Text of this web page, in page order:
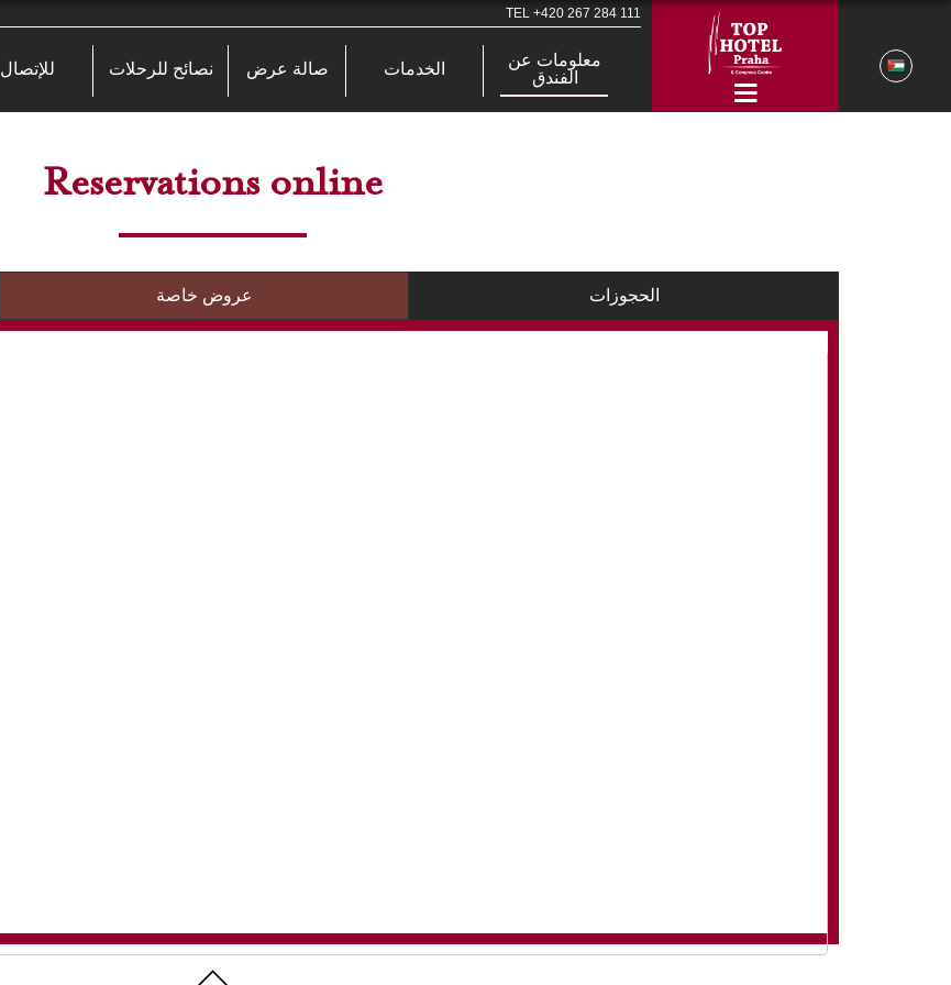
TEL +420 267 284 111
معلومات عن
الفندق
الخدمات صالة عرض نصائح للرحلات للإتصال
Reservations online
الحجوزات عروض خاصة